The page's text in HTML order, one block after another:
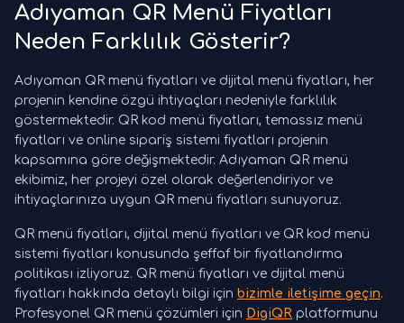
Adıyaman QR Menü Fiyatları
Neden Farklılık Gösterir?
Adıyaman QR menü fiyatları ve dijital menü fiyatları, her
projenin kendine özgü ihtiyaçları nedeniyle farklılık
göstermektedir. QR kod menü fiyatları, temassız menü
fiyatları ve online sipariş sistemi fiyatları projenin
kapsamına göre değişmektedir. Adıyaman QR menü
ekibimiz, her projeyi özel olarak değerlendiriyor ve
ihtiyaçlarınıza uygun QR menü fiyatları sunuyoruz.
QR menü fiyatları, dijital menü fiyatları ve QR kod menü
sistemi fiyatları konusunda şeffaf bir fiyatlandırma
politikası izliyoruz. QR menü fiyatları ve dijital menü
fiyatları hakkında detaylı bilgi için bizimle iletişime geçin.
Profesyonel QR menü çözümleri için DigiQR platformunu